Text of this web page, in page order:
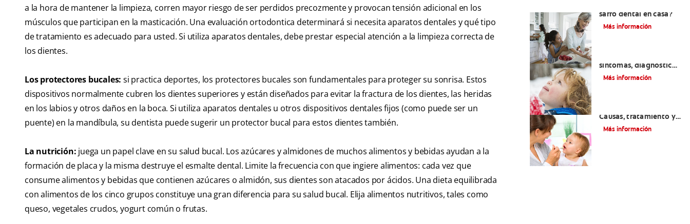
a la hora de mantener la limpieza, corren mayor riesgo de ser perdidos precozmente y provocan tensión adicional en los
músculos que participan en la masticación. Una evaluación ortodontica determinará si necesita aparatos dentales y qué tipo
de tratamiento es adecuado para usted. Si utiliza aparatos dentales, debe prestar especial atención a la limpieza correcta de
los dientes.
Los protectores bucales: si practica deportes, los protectores bucales son fundamentales para proteger su sonrisa. Estos
dispositivos normalmente cubren los dientes superiores y están diseñados para evitar la fractura de los dientes, las heridas
en los labios y otros daños en la boca. Si utiliza aparatos dentales u otros dispositivos dentales fijos (como puede ser un
puente) en la mandíbula, su dentista puede sugerir un protector bucal para estos dientes también.
La nutrición: juega un papel clave en su salud bucal. Los azúcares y almidones de muchos alimentos y bebidas ayudan a la
formación de placa y la misma destruye el esmalte dental. Limite la frecuencia con que ingiere alimentos: cada vez que
consume alimentos y bebidas que contienen azúcares o almidón, sus dientes son atacados por ácidos. Una dieta equilibrada
con alimentos de los cinco grupos constituye una gran diferencia para su salud bucal. Elija alimentos nutritivos, tales como
queso, vegetales crudos, yogurt común o frutas.
sarro dental en casa?
Más información
síntomas, diagnóstico
y tratamiento
Más información
Causas, tratamiento y
cuidado
Más información